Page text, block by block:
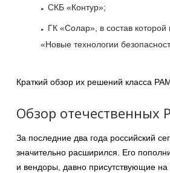
СКБ «Контур»;
ГК «Солар», в состав
«Новые технологии
Краткий обзор их решений класса
Обзор отечественных
За последние два года российский
значительно расширился. Его
и вендоры, давно присутствующие